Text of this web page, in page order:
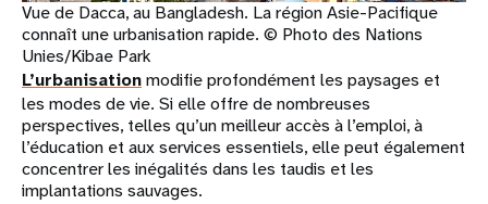
Vue de Dacca, au Bangladesh. La région Asie-Pacifique
connaît une urbanisation rapide. © Photo des Nations
Unies/Kibae Park
L’urbanisationmodifie profondément les paysages et
les modes de vie. Si elle offre de nombreuses
perspectives, telles qu’un meilleur accès à l’emploi, à
l’éducation et aux services essentiels, elle peut également
concentrer les inégalités dans les taudis et les
implantations sauvages.